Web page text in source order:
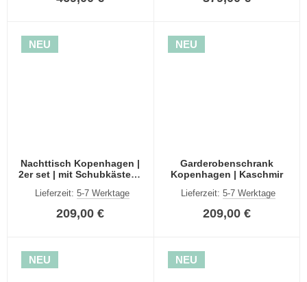
NEU
Nachttisch Kopenhagen |
2er set | mit Schubkästen |
Lieferzeit: 5-7 Werktage
209,00 €
NEU
Garderobenschrank
Kopenhagen | Kaschmir
Lieferzeit:5-7 Werktage
209,00 €
NEU NEU